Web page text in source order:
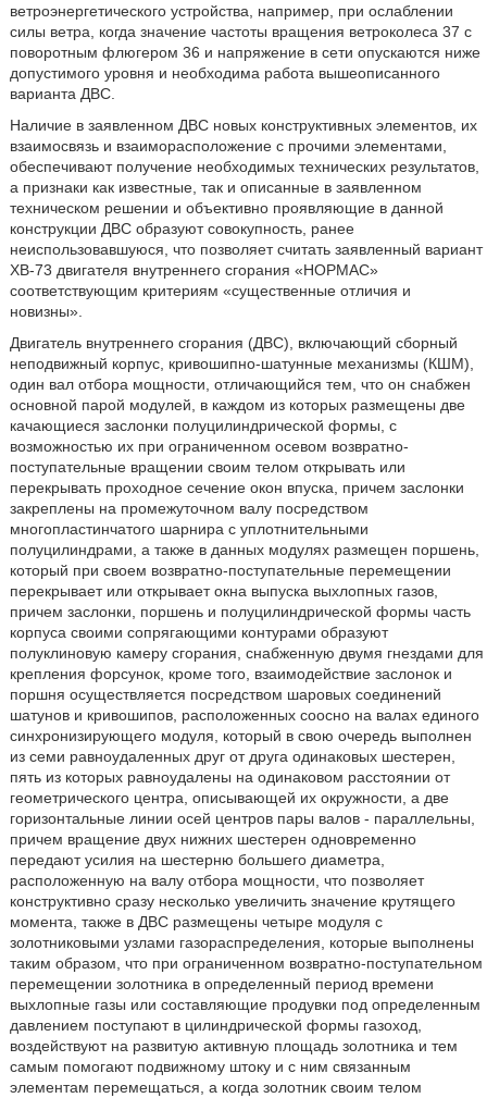
ветроэнергетического устройства, например, при ослаблении
силы ветра, когда значение частоты вращения ветроколеса 37 с
поворотным флюгером 36 и напряжение в сети опускаются ниже
допустимого уровня и необходима работа вышеописанного
варианта ДВС.
Наличие в заявленном ДВС новых конструктивных элементов, их
взаимосвязь и взаиморасположение с прочими элементами,
обеспечивают получение необходимых технических результатов,
а признаки как известные, так и описанные в заявленном
техническом решении и объективно проявляющие в данной
конструкции ДВС образуют совокупность, ранее
неиспользовавшуюся, что позволяет считать заявленный вариант
ХВ-73 двигателя внутреннего сгорания «НОРМАС»
соответствующим критериям «существенные отличия и
новизны».
Двигатель внутреннего сгорания (ДВС), включающий сборный
неподвижный корпус, кривошипно-шатунные механизмы (КШМ),
один вал отбора мощности, отличающийся тем, что он снабжен
основной парой модулей, в каждом из которых размещены две
качающиеся заслонки полуцилиндрической формы, с
возможностью их при ограниченном осевом возвратно-
поступательные вращении своим телом открывать или
перекрывать проходное сечение окон впуска, причем заслонки
закреплены на промежуточном валу посредством
многопластинчатого шарнира с уплотнительными
полуцилиндрами, а также в данных модулях размещен поршень,
который при своем возвратно-поступательные перемещении
перекрывает или открывает окна выпуска выхлопных газов,
причем заслонки, поршень и полуцилиндрической формы часть
корпуса своими сопрягающими контурами образуют
полуклиновую камеру сгорания, снабженную двумя гнездами для
крепления форсунок, кроме того, взаимодействие заслонок и
поршня осуществляется посредством шаровых соединений
шатунов и кривошипов, расположенных соосно на валах единого
синхронизирующего модуля, который в свою очередь выполнен
из семи равноудаленных друг от друга одинаковых шестерен,
пять из которых равноудалены на одинаковом расстоянии от
геометрического центра, описывающей их окружности, а две
горизонтальные линии осей центров пары валов - параллельны,
причем вращение двух нижних шестерен одновременно
передают усилия на шестерню большего диаметра,
расположенную на валу отбора мощности, что позволяет
конструктивно сразу несколько увеличить значение крутящего
момента, также в ДВС размещены четыре модуля с
золотниковыми узлами газораспределения, которые выполнены
таким образом, что при ограниченном возвратно-поступательном
перемещении золотника в определенный период времени
выхлопные газы или составляющие продувки под определенным
давлением поступают в цилиндрической формы газоход,
воздействуют на развитую активную площадь золотника и тем
самым помогают подвижному штоку и с ним связанным
элементам перемещаться, а когда золотник своим телом